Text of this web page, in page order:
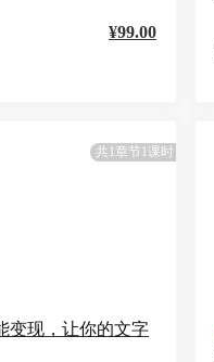
¥99.00
共1章节1课时
变现，让你的文字